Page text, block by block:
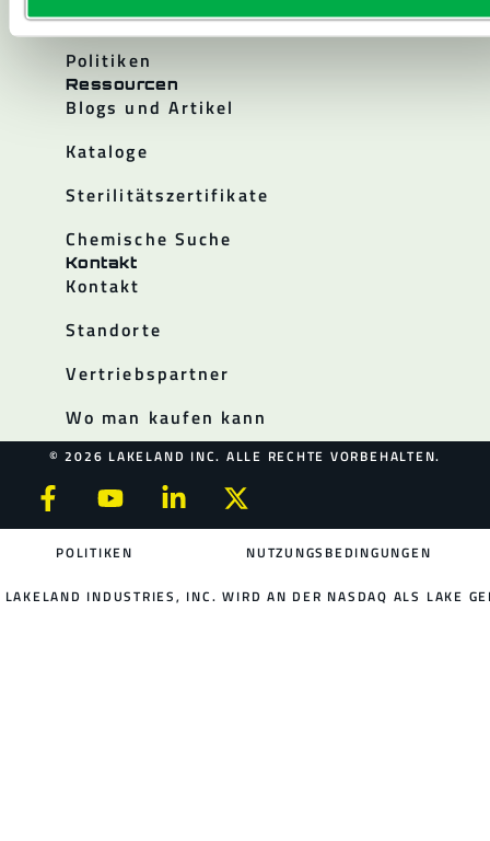
Investor Relations
Politiken
Ressourcen
Blogs und Artikel
Kataloge
Sterilitätszertifikate
Chemische Suche
Kontakt
Kontakt
Standorte
Vertriebspartner
Wo man kaufen kann
© 2026 LAKELAND INC. ALLE RECHTE VORBEHALTEN.
POLITIKEN NUTZUNGSBEDINGUNGEN
LAKELAND INDUSTRIES, INC. WIRD AN DER NASDAQ ALS LAKE